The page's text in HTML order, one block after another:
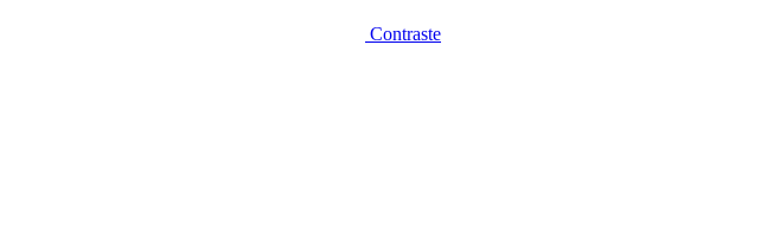
Contraste